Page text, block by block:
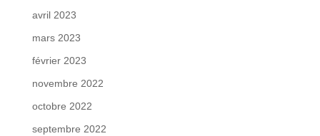
avril 2023
mars 2023
février 2023
novembre 2022
octobre 2022
septembre 2022